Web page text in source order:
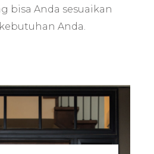
bisa Anda sesuaikan
Anda.